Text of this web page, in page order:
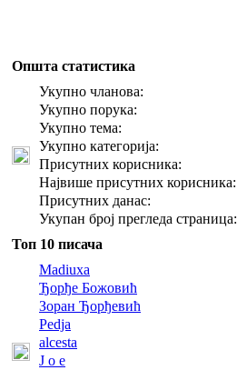
Општа статистика
Укупно чланова:
Укупно порука:
Укупно тема:
Укупно категорија:
Присутних корисника:
Највише присутних корисника:
Присутних данас:
Укупан број прегледа страница:
Топ 10 писача
Madiuxa
Ђорђе Божовић
Зоран Ђорђевић
Pedja
alcesta
J o e